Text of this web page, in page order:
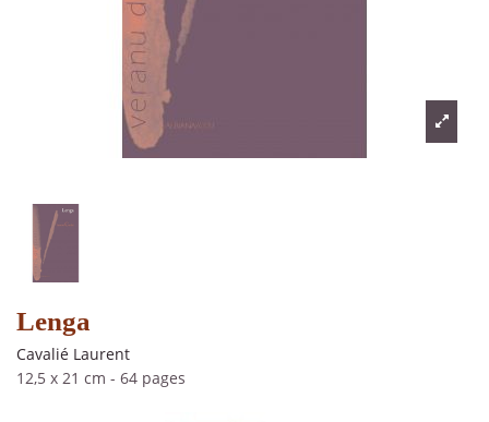
Lenga
Cavalié Laurent
12,5 x 21 cm - 64 pages